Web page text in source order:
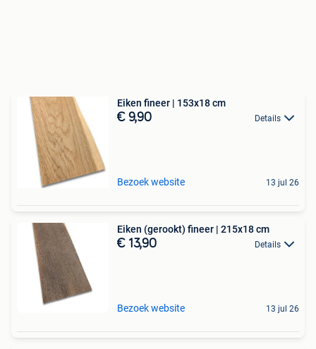
Eiken fineer | 153x18 cm
€ 9,90 Details
Bezoek website 13 jul 26
Eiken (gerookt) fineer | 215x18 cm
€ 13,90 Details
Bezoek website 13 jul 26